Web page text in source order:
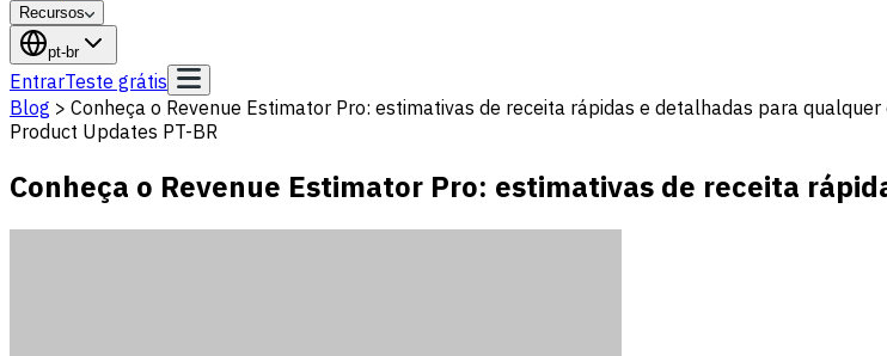
Recursos
pt-br
EntrarTeste grátis
Blog > Conheça o Revenue Estimator Pro: estimativas de receita rápidas e detalhadas para qualquer
Product Updates PT-BR
Conheça o Revenue Estimator Pro: estimativas de receita